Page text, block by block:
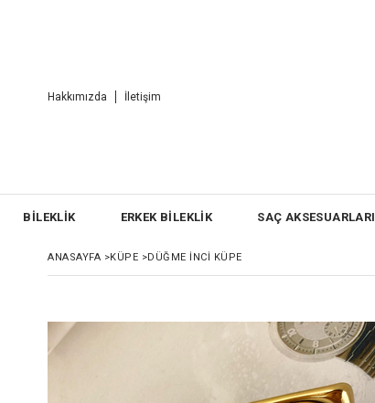
Hakkımızda İletişim
BİLEKLİK ERKEK BİLEKLİK SAÇ AKSESUARLARI
ANASAYFA >KÜPE >DÜĞME İNCI KÜPE